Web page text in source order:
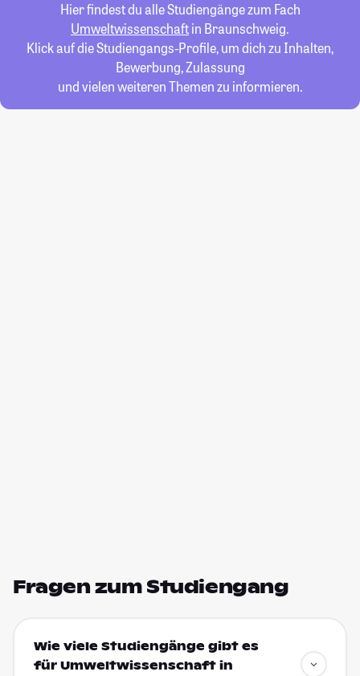
Hier findest du alle Studiengänge zum Fach
Umweltwissenschaftin Braunschweig.
Klick auf die Studiengangs-Profile, um dich zu Inhalten,
Bewerbung, Zulassung
und vielen weiteren Themen zu informieren.
Fragen zum Studiengang
Wie viele Studiengänge gibt es
für Umweltwissenschaft in